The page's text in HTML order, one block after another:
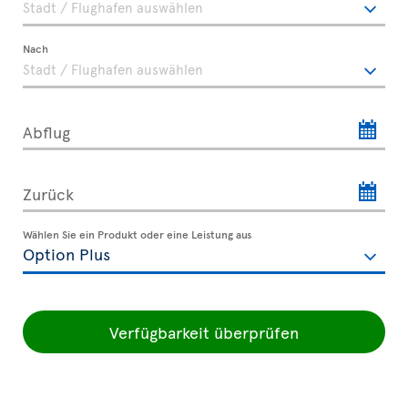
Nach
Abflug
Zurück
Wählen Sie ein Produkt oder eine Leistung aus
Verfügbarkeit überprüfen